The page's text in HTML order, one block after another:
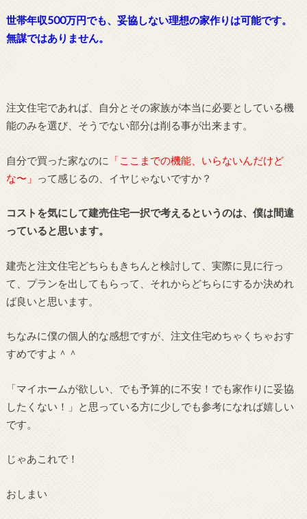
世帯年収500万円でも、妥協しない理想の家作りは可能です。
無謀ではありません。
注文住宅であれば、自分とその家族が本当に必要としている機
能のみを選び、そうでない部分は削る事が出来ます。
自分で買った家なのに
「ここまでの機能、いらないんだけど
な〜」
って感じるの、イヤじゃないですか？
コストを気にして建売住宅一択で考えるというのは、僕は間違
っていると思います。
建売と注文住宅どちらもきちんと検討して、実際に見に行っ
て、プランを出してもらって、それからどちらにするか決めれ
ば良いと思います。
ちなみに僕の個人的な感想ですが、注文住宅めちゃくちゃおす
すめですよ＾＾
「マイホームが欲しい、でも予算的に不安！でも家作りに妥協
したくない！」と思っている方に少しでも参考になれば嬉しい
です。
じゃあこれで！
おしまい